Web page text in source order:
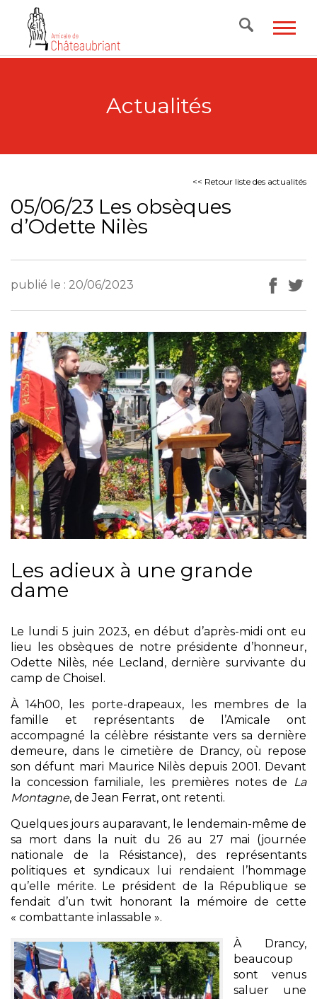
content
Actualités
05/06/23 Les obsèques
d’Odette Nilès
<< Retour liste des actualités
publié le : 20/06/2023
Les adieux à une grande
dame
Le lundi 5 juin 2023, en début d’après-midi ont eu
lieu les obsèques de notre présidente d’honneur,
Odette Nilès, née Lecland, dernière survivante du
camp de Choisel.
À 14h00, les porte-drapeaux, les membres de la
famille et représentants de l’Amicale ont
accompagné la célèbre résistante vers sa dernière
demeure, dans le cimetière de Drancy, où repose
son défunt mari Maurice Nilès depuis 2001. Devant
la concession familiale, les premières notes de
La
Montagne, de Jean Ferrat, ont retenti.
Quelques jours auparavant, le lendemain-même de
sa mort dans la nuit du 26 au 27 mai (journée
nationale de la Résistance), des représentants
politiques et syndicaux lui rendaient l’hommage
qu’elle mérite. Le président de la République se
fendait d’un twit honorant la mémoire de cette
« combattante inlassable ».
À Drancy,
beaucoup
sont venus
saluer une